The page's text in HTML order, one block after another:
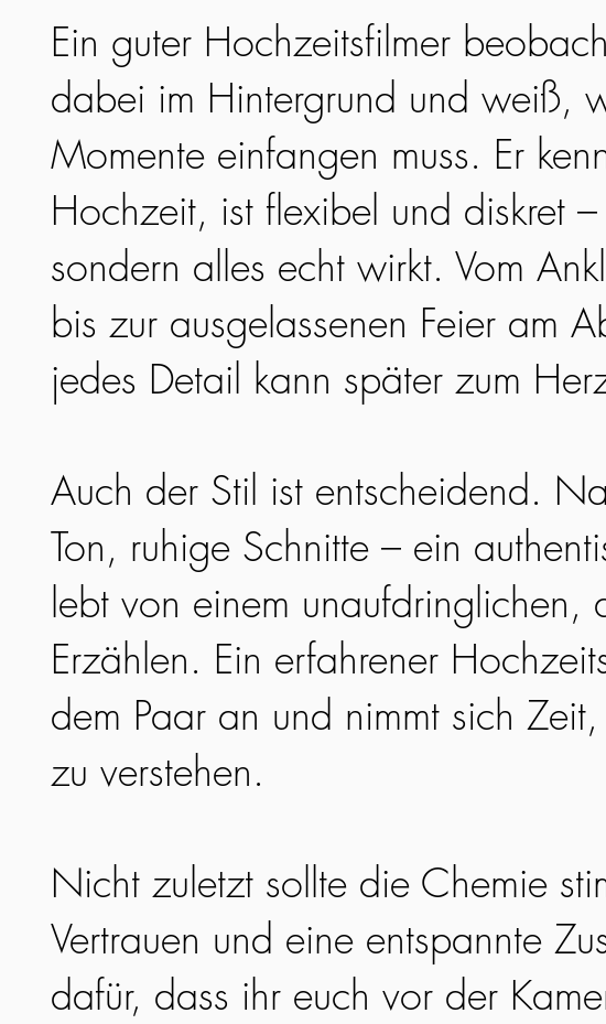
Ein guter Hochzeitsfilmer
dabei im Hintergrund und weiß,
Momente einfangen muss. Er
Hochzeit, ist flexibel und diskret
sondern alles echt wirkt. Vom
bis zur ausgelassenen Feier am
jedes Detail kann später zum
Auch der Stil ist entscheidend.
Ton, ruhige Schnitte – ein
lebt von einem unaufdringlichen,
Erzählen. Ein erfahrener
dem Paar an und nimmt sich
zu verstehen.
Nicht zuletzt sollte die Chemie
Vertrauen und eine entspannte
dafür, dass ihr euch vor der